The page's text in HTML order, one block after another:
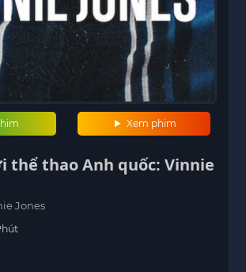
Xem phim
thể thao Anh quốc: Vinnie
Jones